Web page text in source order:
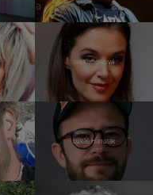
Iva Kubelková
Lukáš Hanulák